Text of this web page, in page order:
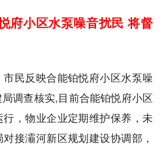
府小区水泵噪音扰民 将督
民反映合能铂悦府小区水泵噪
调查核实,目前合能铂悦府小区
，物业企业定期维护保养，未
接灞河新区规划建设协调部，